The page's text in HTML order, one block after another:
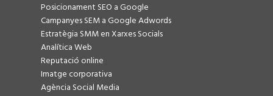
Posicionament SEO a Google
Campanyes SEM a Google Adwords
Estratègia SMM en Xarxes Socials
Analítica Web
Reputació online
Imatge corporativa
Agència Social Media